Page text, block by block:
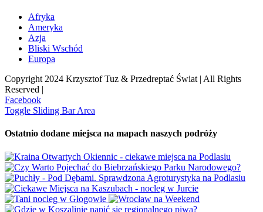
Afryka
Ameryka
Azja
Bliski Wschód
Europa
Copyright 2024 Krzysztof Tuz & Przedreptać Świat | All Rights
Reserved |
Facebook
Toggle Sliding Bar Area
Ostatnio dodane miejsca na mapach naszych podróży